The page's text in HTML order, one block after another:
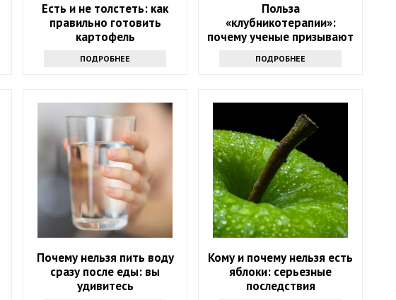
Есть и не толстеть: как
правильно готовить
картофель
ПОДРОБНЕЕ
Польза
«клубникотерапии»:
почему ученые призывают
людей в возрасте 50+
налегать на эту ягоду
ПОДРОБНЕЕ
Почему нельзя пить воду
сразу после еды: вы
удивитесь
Кому и почему нельзя есть
яблоки: серьезные
последствия